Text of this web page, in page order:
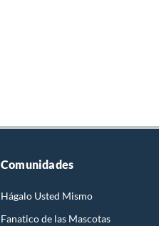
Comunidades
Hágalo Usted Mismo
Fanatico de las Mascotas